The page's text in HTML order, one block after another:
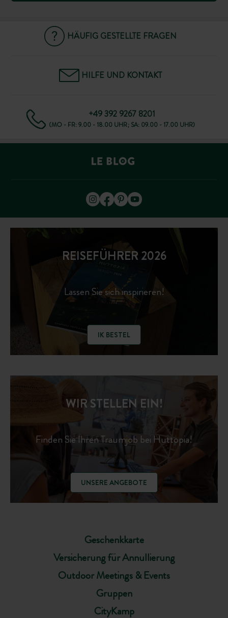
HÄUFIG GESTELLTE FRAGEN
HILFE UND KONTAKT
+49 392 9267 8201
(MO - FR: 9.00 - 18.00 UHR; SA: 09.00 - 17.00 UHR)
REISEFÜHRER 2026
Lassen Sie sich inspirieren!
IK BESTEL
Geschenkkarte
Versicherung für Annullierung
Outdoor Meetings & Events
Gruppen
CityKamp
WIR STELLEN EIN!
Finden Sie Ihren Traumjob bei Huttopia!
UNSERE ANGEBOTE